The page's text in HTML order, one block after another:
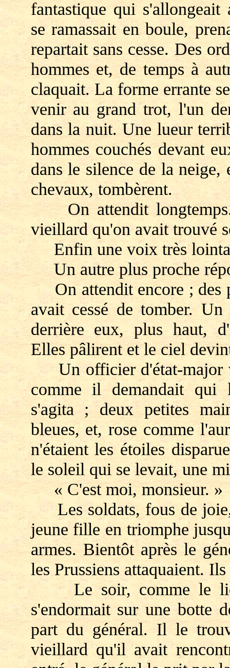
fantastique qui
se ramassait en boule,
repartait sans cesse. Des
hommes et, de temps à
claquait. La forme errante
venir au grand trot, l'un
dans la nuit. Une lueur
hommes couchés devant
dans le silence de la neige,
chevaux, tombèrent.
On attendit longtemps.
vieillard qu'on avait trouvé
Enfin une voix très
Un autre plus proche
On attendit encore ; des
avait cessé de tomber.
derrière eux, plus haut,
Elles pâlirent et le ciel
Un officier d'état-major
comme il demandait
s'agita ; deux petites
bleues, et, rose comme
n'étaient les étoiles
le soleil qui se levait, une
« C'est moi, monsieur. »
Les soldats, fous de joie,
jeune fille en triomphe
armes. Bientôt après le
les Prussiens attaquaient.
Le soir, comme le
s'endormait sur une botte
part du général. Il le
vieillard qu'il avait